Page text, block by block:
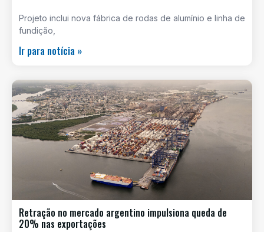
Projeto inclui nova fábrica de rodas de alumínio e linha de
fundição,
Ir para notícia »
Retração no mercado argentino impulsiona queda de
20% nas exportações